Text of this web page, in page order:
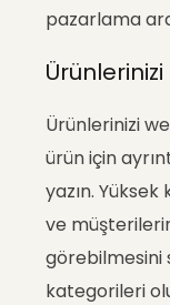
pazarlama
Ürünlerinizi
ürün için
yazın.
ve
görebilmesini
kategorileri